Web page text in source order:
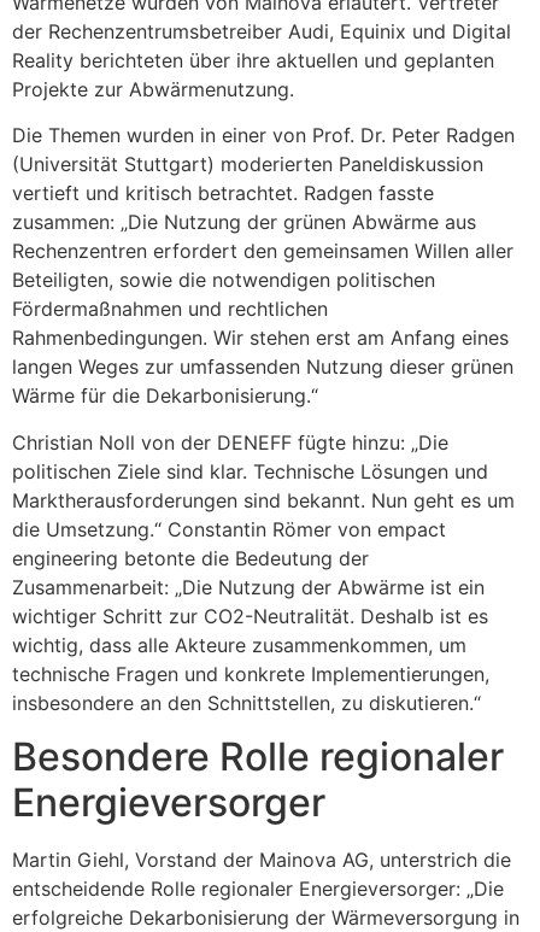
der Rechenzentrumsbetreiber Audi, Equinix und Digital
Reality berichteten über ihre aktuellen und geplanten
Projekte zur Abwärmenutzung.
Die Themen wurden in einer von Prof. Dr. Peter Radgen
(Universität Stuttgart) moderierten Paneldiskussion
vertieft und kritisch betrachtet. Radgen fasste
zusammen: „Die Nutzung der grünen Abwärme aus
Rechenzentren erfordert den gemeinsamen Willen aller
Beteiligten, sowie die notwendigen politischen
Fördermaßnahmen und rechtlichen
Rahmenbedingungen. Wir stehen erst am Anfang eines
langen Weges zur umfassenden Nutzung dieser grünen
Wärme für die Dekarbonisierung.“
Christian Noll von der DENEFF fügte hinzu: „Die
politischen Ziele sind klar. Technische Lösungen und
Marktherausforderungen sind bekannt. Nun geht es um
die Umsetzung.“ Constantin Römer von empact
engineering betonte die Bedeutung der
Zusammenarbeit: „Die Nutzung der Abwärme ist ein
wichtiger Schritt zur CO2-Neutralität. Deshalb ist es
wichtig, dass alle Akteure zusammenkommen, um
technische Fragen und konkrete Implementierungen,
insbesondere an den Schnittstellen, zu diskutieren.“
Besondere Rolle regionaler
Energieversorger
Martin Giehl, Vorstand der Mainova AG, unterstrich die
entscheidende Rolle regionaler Energieversorger: „Die
erfolgreiche Dekarbonisierung der Wärmeversorgung in